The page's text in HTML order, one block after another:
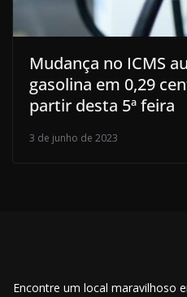
Mudança no ICMS
gasolina em 0,29
partir desta 5ª feira
3 de junho de 2023
Encontre um local maravilhoso